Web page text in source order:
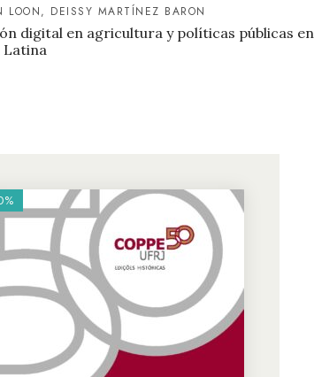
LOON, DEISSY MARTÍNEZ BARON
digital en agricultura y políticas públicas en
Latina